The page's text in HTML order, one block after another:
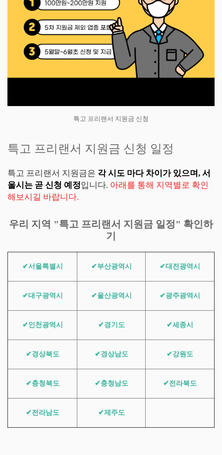
특고 프리랜서 지원금 신청
특고 프리랜서 지원금 신청 일정
특고 프리랜서 지원금은 각 시도 마다 차이가 있으며, 서
울시는 곧 신청 예정입니다. 아래를 통해 지역별로 확인
해보시길 바랍니다.
우리 지역 "특고 프리랜서 지원금 일정" 확인하
기
✔서울특별시 ✔부산광역시 ✔대전광역시
✔대구광역시 ✔울산광역시 ✔광주광역시
✔인천광역시 ✔경기도 ✔세종시
✔경상북도 ✔경상남도 ✔강원도
✔충청북도 ✔충청남도 ✔전라북도
✔전라남도 ✔제주도